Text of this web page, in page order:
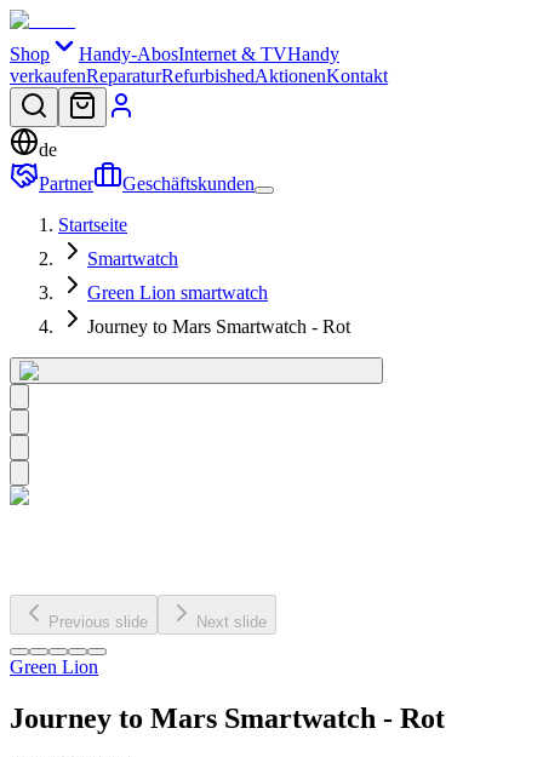
Shop Handy-AbosInternet & TVHandy
verkaufenReparaturRefurbishedAktionenKontakt
de
Partner
Geschäftskunden
Startseite
Smartwatch
Green Lion smartwatch
Journey to Mars Smartwatch - Rot
Previous slide Next slide
Green Lion
Journey to Mars Smartwatch - Rot